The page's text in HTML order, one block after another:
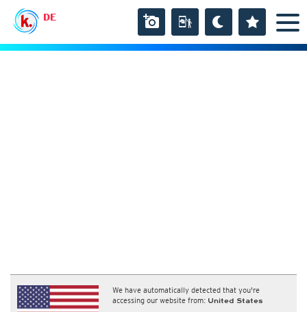
DE
We have automatically detected that you're
accessing our website from: United States